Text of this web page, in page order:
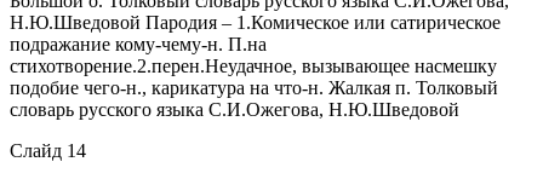
Н.Ю.Шведовой Пародия – 1.Комическое или сатирическое
подражание кому-чему-н. П.на
стихотворение.2.перен.Неудачное, вызывающее насмешку
подобие чего-н., карикатура на что-н. Жалкая п. Толковый
словарь русского языка С.И.Ожегова, Н.Ю.Шведовой
Слайд 14